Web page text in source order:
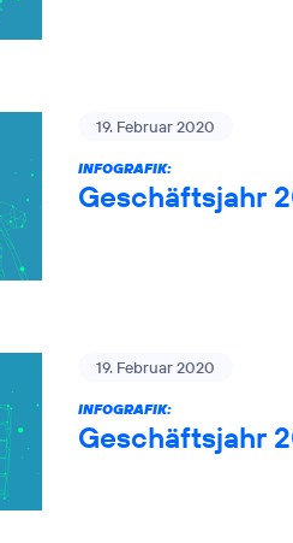
19. Februar 2020
INFOGRAFIK:
Geschäftsjahr
19. Februar 2020
INFOGRAFIK:
Geschäftsjahr